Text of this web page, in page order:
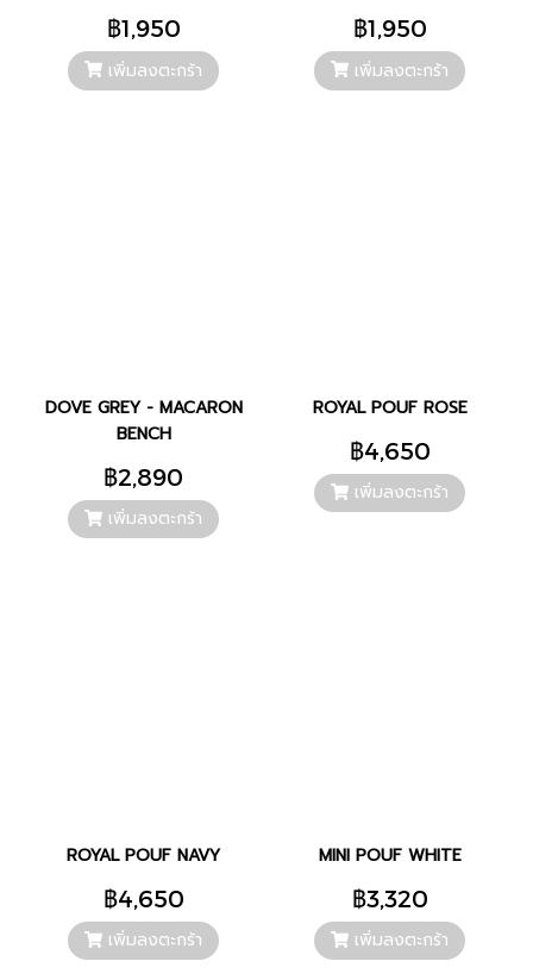
฿1,950
เพิ่มลงตะกร้า
฿1,950
เพิ่มลงตะกร้า
DOVE GREY - MACARON
BENCH
฿2,890
เพิ่มลงตะกร้า
ROYAL POUF ROSE
฿4,650
เพิ่มลงตะกร้า
ROYAL POUF NAVY
฿4,650
เพิ่มลงตะกร้า
MINI POUF WHITE
฿3,320
เพิ่มลงตะกร้า